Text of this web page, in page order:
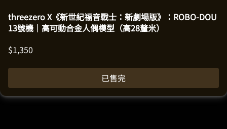
threezero X《新世紀福音戰士：新劇場版》：ROBO-DOU
13號機｜高可動合金人偶模型（高28釐米）
$1,350
已售完